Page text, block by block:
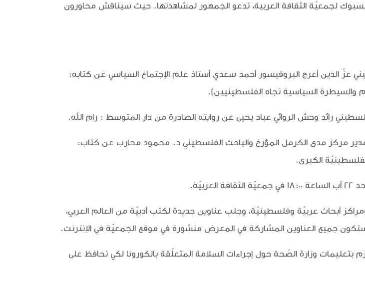
لجمعيّة الثقافة العربية، ندعو الجمهور لمشاهدتها. حيث سيناقش محاورون
والباحث الفلسطيني عزّ الدين أعرج البروفيسور أحمد سعدي أستاذ علم الإجتماع السياسي عن كتابه:
والسيطرة السياسية تجاه الفلسطينيين).
د.مهند مصطفى، مدير مركز مدى الكرمل المؤرخ والباحث الفلسطيني د. محمود محارب عن كتاب:
الفلسطينيّة الكبرى.
أبحاث عربيّة وفلسطينيّة، وجلب عناوين جديدة لكتب أدبيّة من العالم العربي،
جميع العناوين المشاركة في المعرض منشورة في موقع الجمعيّة في الإنترنت.
بتعليمات وزارة الصّحة حول إجراءات السلامة المتعلّقة بالكورونا لكي نحافظ على